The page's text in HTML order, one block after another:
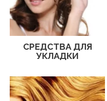
СРЕДСТВА ДЛЯ
УКЛАДКИ